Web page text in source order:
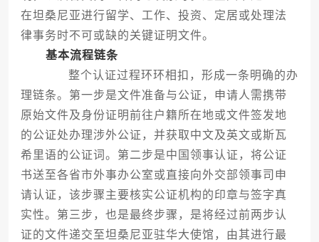
在坦桑尼亚进行留学、工作、投资、定居或处理法
律事务时不可或缺的关键证明文件。
基本流程链条
整个认证过程环环相扣，形成一条明确的办
理链条。第一步是文件准备与公证，申请人需携带
原始文件及身份证明前往户籍所在地或文件签发地
的公证处办理涉外公证，并获取中文及英文或斯瓦
希里语的公证词。第二步是中国领事认证，将公证
书送至各省市外事办公室或直接向外交部领事司申
请认证，该步骤主要核实公证机构的印章与签字真
实性。第三步，也是最终步骤，是将经过前两步认
证的文件递交至坦桑尼亚驻华大使馆，由其进行最